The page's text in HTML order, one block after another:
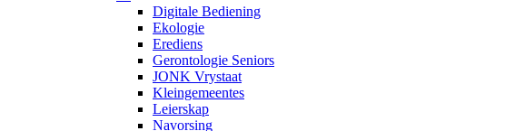
Digitale Bediening
Ekologie
Erediens
Gerontologie Seniors
JONK Vrystaat
Kleingemeentes
Leierskap
Navorsing